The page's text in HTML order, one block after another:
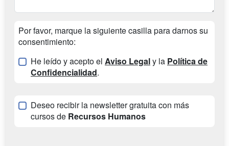
Por favor, marque la siguiente casilla para darnos su
consentimiento:
He leído y acepto el Aviso Legaly la Política de
Confidencialidad.
Deseo recibir la newsletter gratuita con más
cursos de Recursos Humanos